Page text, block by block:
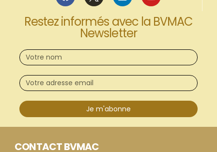
Restez informés avec la BVMAC
Newsletter
Je m'abonne
CONTACT BVMAC